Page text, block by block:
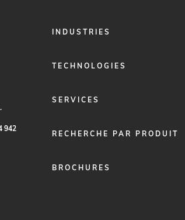
.
942
FOOTERINDUSTRIES
TECHNOLOGIES
SERVICES
RECHERCHE PAR PRODUIT
BROCHURES